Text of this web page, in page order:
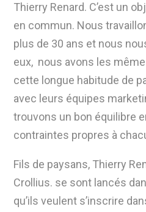
Thierry Renard. C’est un
en commun. Nous
plus de 30 ans et nous
eux, nous avons les
cette longue habitude de
avec leurs équipes
trouvons un bon équilibre
contraintes propres à
Fils de paysans, Thierry
Crollius. se sont lancés
qu’ils veulent s’inscrire